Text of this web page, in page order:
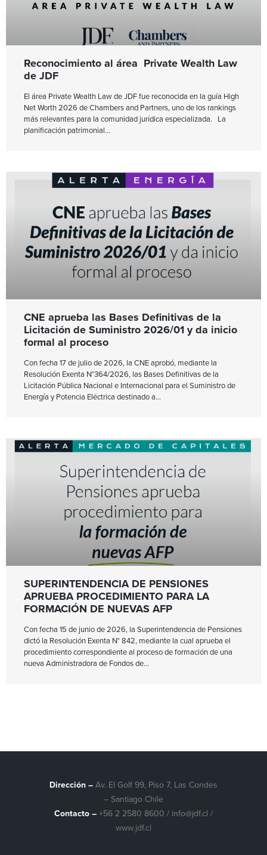
Reconocimiento al área Private Wealth Law
de JDF
El área Private Wealth Law de JDF fue reconocida en la guía High
Net Worth 2026 de Chambers and Partners, uno de los rankings
más relevantes para la comunidad jurídica especializada. La
planificación patrimonial
CNE aprueba las Bases Definitivas de la
Licitación de Suministro 2026/01 y da inicio
formal al proceso
Con fecha 17 de julio de 2026, la CNE aprobó, mediante la
Resolución Exenta N°364/2026, las Bases Definitivas de la
Licitación Pública Nacional e Internacional para el Suministro de
Energía y Potencia Eléctrica destinado a
SUPERINTENDENCIA DE PENSIONES
APRUEBA PROCEDIMIENTO PARA LA
FORMACIÓN DE NUEVAS AFP
Con fecha 15 de junio de 2026, la Superintendencia de Pensiones
dictó la Resolución Exenta N° 842, mediante la cual aprueba el
procedimiento correspondiente al proceso de formación de una
nueva Administradora de Fondos de
Dirección –Av. El Golf 99, Piso 7, Las Condes
– Santiago Chile
Contacto –+56 2 2580 8600 / info@jdf.cl /
www.jdf.cl